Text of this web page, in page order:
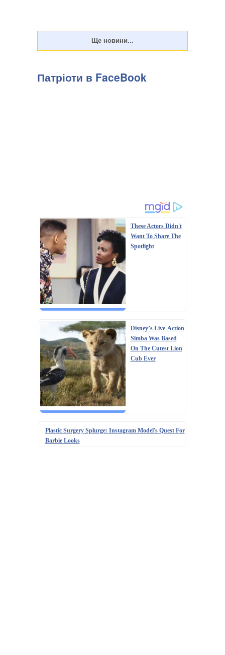
Патріоти в FaceBook
These Actors Didn't
Want To Share The
Spotlight
Disney’s Live-Action
Simba Was Based
On The Cutest Lion
Cub Ever
Plastic Surgery Splurge: Instagram Model's Quest For
Barbie Looks